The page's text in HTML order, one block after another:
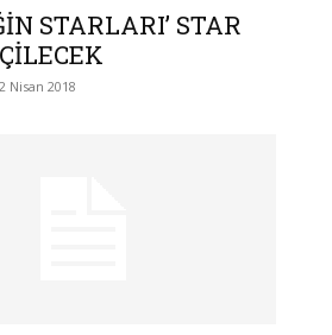
STARLARI’ STAR
Nisan 2018